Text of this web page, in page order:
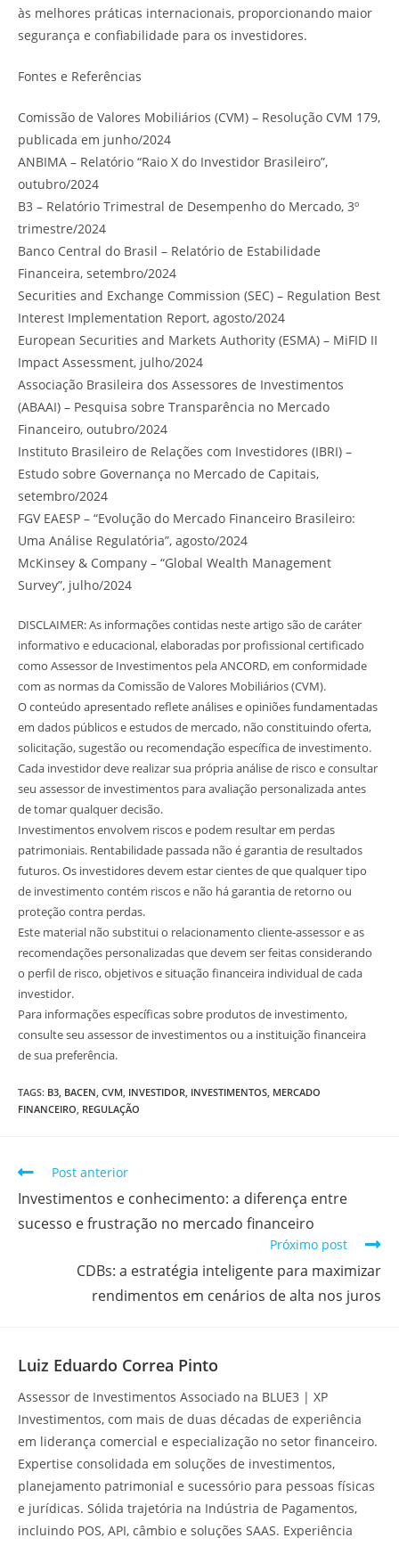
às melhores práticas internacionais, proporcionando maior
segurança e confiabilidade para os investidores.
Fontes e Referências
Comissão de Valores Mobiliários (CVM) – Resolução CVM 179,
publicada em junho/2024
ANBIMA – Relatório “Raio X do Investidor Brasileiro”,
outubro/2024
B3 – Relatório Trimestral de Desempenho do Mercado, 3º
trimestre/2024
Banco Central do Brasil – Relatório de Estabilidade
Financeira, setembro/2024
Securities and Exchange Commission (SEC) – Regulation Best
Interest Implementation Report, agosto/2024
European Securities and Markets Authority (ESMA) – MiFID II
Impact Assessment, julho/2024
Associação Brasileira dos Assessores de Investimentos
(ABAAI) – Pesquisa sobre Transparência no Mercado
Financeiro, outubro/2024
Instituto Brasileiro de Relações com Investidores (IBRI) –
Estudo sobre Governança no Mercado de Capitais,
setembro/2024
FGV EAESP – “Evolução do Mercado Financeiro Brasileiro:
Uma Análise Regulatória”, agosto/2024
McKinsey & Company – “Global Wealth Management
Survey”, julho/2024
DISCLAIMER: As informações contidas neste artigo são de caráter
informativo e educacional, elaboradas por profissional certificado
como Assessor de Investimentos pela ANCORD, em conformidade
com as normas da Comissão de Valores Mobiliários (CVM).
O conteúdo apresentado reflete análises e opiniões fundamentadas
em dados públicos e estudos de mercado, não constituindo oferta,
solicitação, sugestão ou recomendação específica de investimento.
Cada investidor deve realizar sua própria análise de risco e consultar
seu assessor de investimentos para avaliação personalizada antes
de tomar qualquer decisão.
Investimentos envolvem riscos e podem resultar em perdas
patrimoniais. Rentabilidade passada não é garantia de resultados
futuros. Os investidores devem estar cientes de que qualquer tipo
de investimento contém riscos e não há garantia de retorno ou
proteção contra perdas.
Este material não substitui o relacionamento cliente-assessor e as
recomendações personalizadas que devem ser feitas considerando
o perfil de risco, objetivos e situação financeira individual de cada
investidor.
Para informações específicas sobre produtos de investimento,
consulte seu assessor de investimentos ou a instituição financeira
de sua preferência.
TAGS: B3 BACEN CVM INVESTIDOR INVESTIMENTOS MERCADO
FINANCEIRO REGULAÇÃO
Post anterior
Investimentos e conhecimento: a diferença entre
sucesso e frustração no mercado financeiro
Próximo post
CDBs: a estratégia inteligente para maximizar
rendimentos em cenários de alta nos juros
Luiz Eduardo Correa Pinto
Assessor de Investimentos Associado na BLUE3 | XP
Investimentos, com mais de duas décadas de experiência
em liderança comercial e especialização no setor financeiro.
Expertise consolidada em soluções de investimentos,
planejamento patrimonial e sucessório para pessoas físicas
e jurídicas. Sólida trajetória na Indústria de Pagamentos,
incluindo POS, API, câmbio e soluções SAAS. Experiência